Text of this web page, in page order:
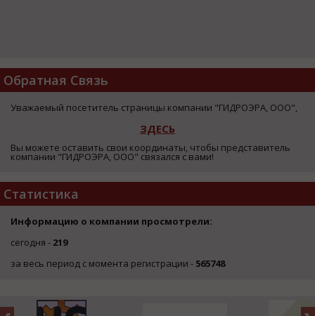
Обратная Связь
Уважаемый посетитель страницы компании "ГИДРОЭРА, ООО",
ЗДЕСЬ
Вы можете оставить свои координаты, чтобы представитель
компании "ГИДРОЭРА, ООО" связался с вами!
Статистика
Информацию о компании просмотрели:
сегодня - 219
за весь период с момента регистрации - 565748